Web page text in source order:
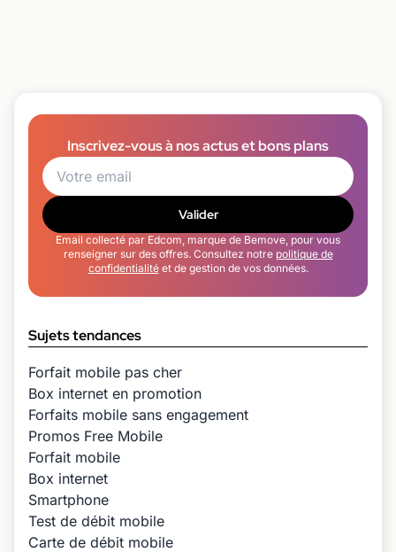
Inscrivez-vous à nos actus et bons plans
Valider
Email collecté par Edcom, marque de Bemove, pour vous
renseigner sur des offres. Consultez notre politique de
confidentialitéet de gestion de vos données.
Sujets tendances
Forfait mobile pas cher
Box internet en promotion
Forfaits mobile sans engagement
Promos Free Mobile
Forfait mobile
Box internet
Smartphone
Test de débit mobile
Carte de débit mobile